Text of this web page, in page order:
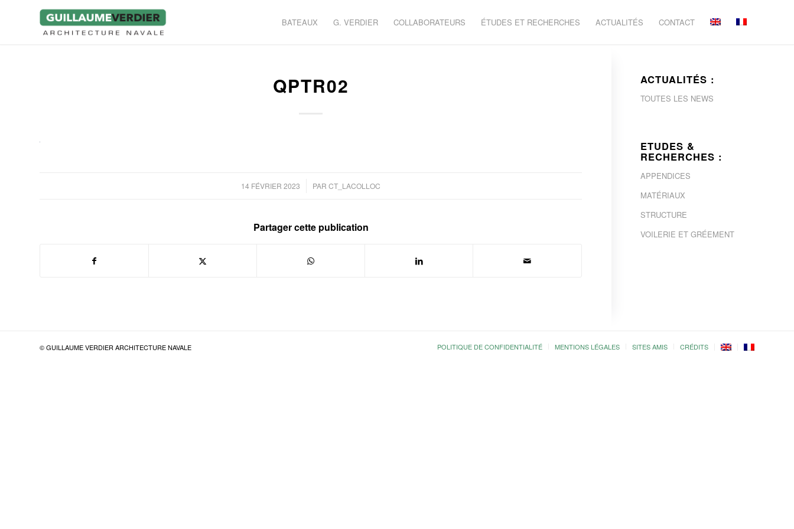
BATEAUX G. VERDIER COLLABORATEURS ÉTUDES ET RECHERCHES ACTUALITÉS CONTACT
QPTR02
14 FÉVRIER 2023
/ PAR CT_LACOLLOC
Partager cette publication
ACTUALITÉS :
TOUTES LES NEWS
ETUDES &
RECHERCHES :
APPENDICES
MATÉRIAUX
STRUCTURE
VOILERIE ET GRÉEMENT
© GUILLAUME VERDIER ARCHITECTURE NAVALE POLITIQUE DE CONFIDENTIALITÉ MENTIONS LÉGALES SITES AMIS CRÉDITS